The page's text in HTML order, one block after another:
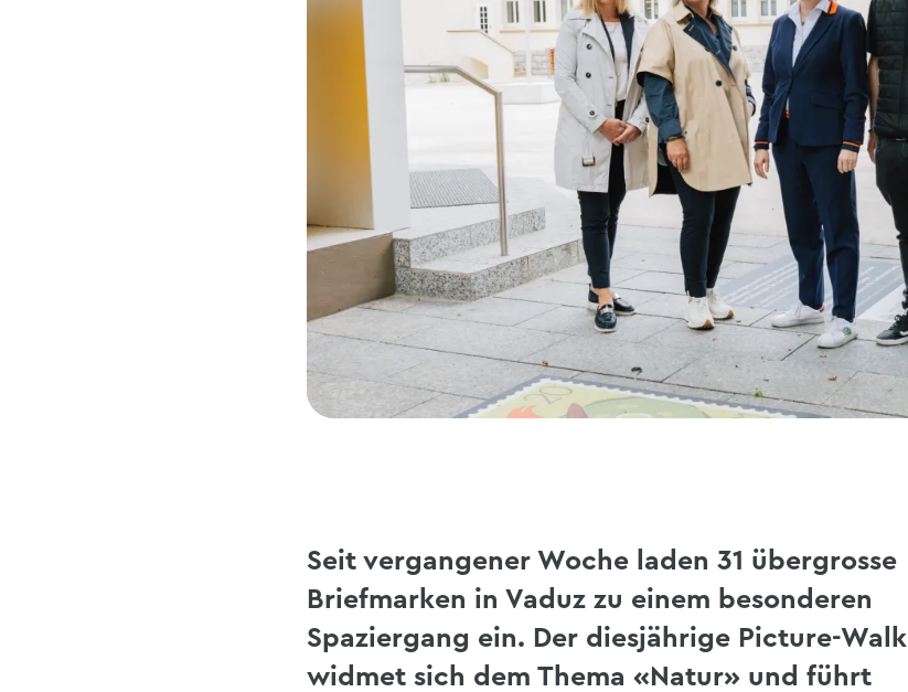
Seit vergangener Woche laden 31 übergrosse
Briefmarken in Vaduz zu einem besonderen
Spaziergang ein. Der diesjährige Picture-Walk
widmet sich dem Thema «Natur» und führt